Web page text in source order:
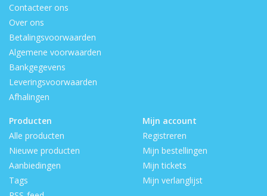
Contacteer ons
Over ons
Betalingsvoorwaarden
Algemene voorwaarden
Bankgegevens
Leveringsvoorwaarden
Afhalingen
Producten
Alle producten
Nieuwe producten
Aanbiedingen
Tags
Mijn account
Registreren
Mijn bestellingen
Mijn tickets
Mijn verlanglijst